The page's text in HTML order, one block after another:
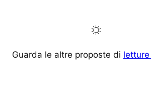
Guarda le altre proposte di